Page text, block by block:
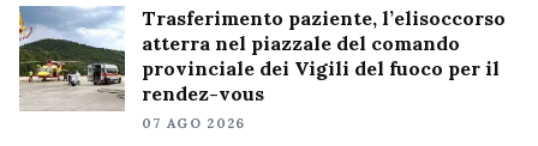
Trasferimento paziente, l’elisoccorso
atterra nel piazzale del comando
provinciale dei Vigili del fuoco per il
rendez-vous
07 AGO 2026